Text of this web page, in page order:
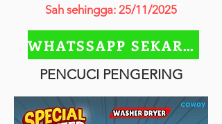
Sah sehingga: 25/11/2025
WHATSSAPP SEKARANG
PENCUCI PENGERING